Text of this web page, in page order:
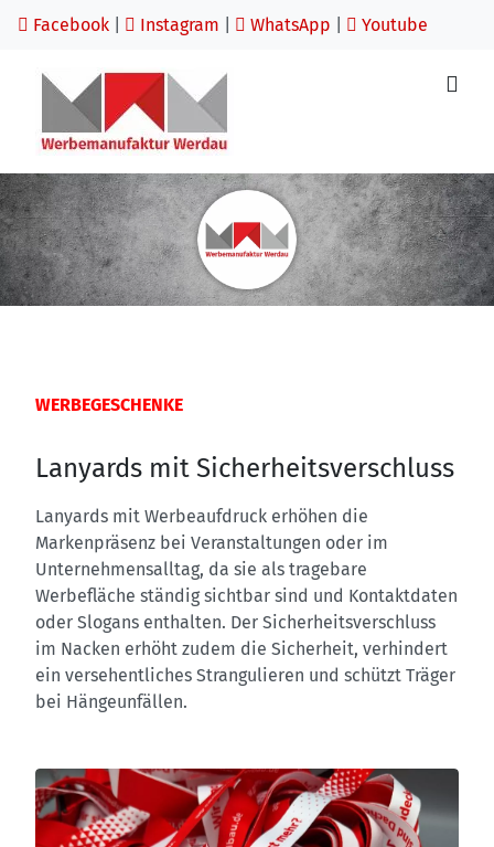
Facebook Instagram WhatsApp Youtube
WERBEGESCHENKE
Lanyards mit Sicherheitsverschluss
Lanyards mit Werbeaufdruck erhöhen die
Markenpräsenz bei Veranstaltungen oder im
Unternehmensalltag, da sie als tragebare
Werbefläche ständig sichtbar sind und Kontaktdaten
oder Slogans enthalten. Der Sicherheitsverschluss
im Nacken erhöht zudem die Sicherheit, verhindert
ein versehentliches Strangulieren und schützt Träger
bei Hängeunfällen.